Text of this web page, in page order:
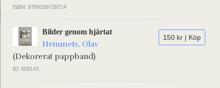
ISBN: 9789189728714
150 kr | Köp
Bilder genom hjärtat
Heinmets, Olav
(Dekorerat pappband)
ID: 509143